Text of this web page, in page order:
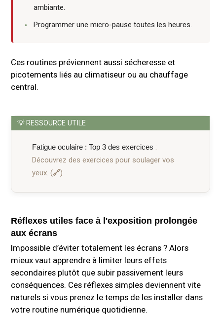
ambiante.
Programmer une micro-pause toutes les heures.
Ces routines préviennent aussi sécheresse et
picotements liés au climatiseur ou au chauffage
central.
Fatigue oculaire : Top 3 des exercices :
Découvrez des exercices pour soulager vos
yeux.
Réflexes utiles face à l'exposition prolongée
aux écrans
Impossible d’éviter totalement les écrans ? Alors
mieux vaut apprendre à limiter leurs effets
secondaires plutôt que subir passivement leurs
conséquences. Ces réflexes simples deviennent vite
naturels si vous prenez le temps de les installer dans
votre routine numérique quotidienne.